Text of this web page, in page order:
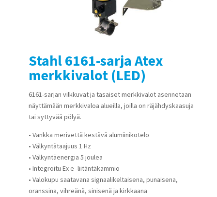
Stahl 6161-sarja Atex
merkkivalot (LED)
6161-sarjan vilkkuvat ja tasaiset merkkivalot asennetaan
näyttämään merkkivaloa alueilla, joilla on räjähdyskaasuja
tai syttyvää pölyä.
• Vankka merivettä kestävä alumiinikotelo
• Välkyntätaajuus 1 Hz
• Välkyntäenergia 5 joulea
• Integroitu Ex e -liitäntäkammio
• Valokupu saatavana signaalikeltaisena, punaisena,
oranssina, vihreänä, sinisenä ja kirkkaana